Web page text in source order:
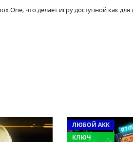
что делает игру доступной как
ЛЮБОЙ АКК
КЛЮЧ